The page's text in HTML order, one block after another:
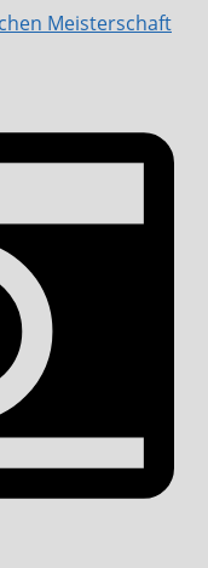
Meisterschaft